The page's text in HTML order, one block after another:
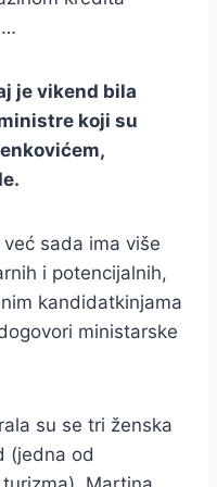
…
je vikend bila
koji su
sada ima više
i potencijalnih,
kandidatkinjama
ministarske
su se tri ženska
(jedna od